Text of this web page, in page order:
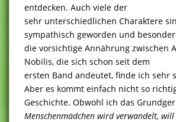
entdecken. Auch viele der
sehr unterschiedlichen Charaktere
sympathisch geworden und
die vorsichtige Annährung zwischen
Nobilis, die sich schon seit dem
ersten Band andeutet, finde ich sehr
Aber es kommt einfach nicht so
Geschichte. Obwohl ich das
Menschenmädchen wird verwandelt, will